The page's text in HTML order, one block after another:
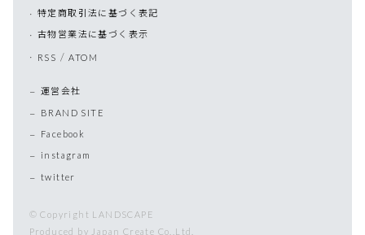
特定商取引法に基づく表記
古物営業法に基づく表示
RSS /ATOM
運営会社
BRAND SITE
Facebook
instagram
twitter
© Copyright LANDSCAPE
Produced by Japan Create Co.,Ltd.